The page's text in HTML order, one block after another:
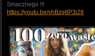
Smacznego !!!
https://youtu.be/vhBzg8P3i28